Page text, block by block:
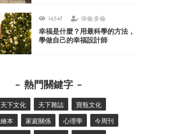
14,547 保倫·多倫
幸福是什麼？用最科學的方法，
學做自己的幸福設計師
熱門關鍵字
天下文化 天下雜誌 寶瓶文化
繪本 家庭關係 心理學 今周刊